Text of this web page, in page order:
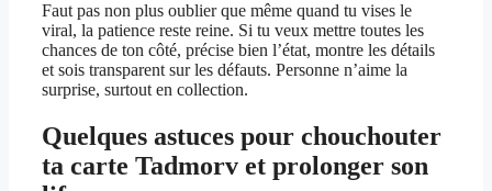
Faut pas non plus oublier que même quand tu vises le
viral, la patience reste reine. Si tu veux mettre toutes les
chances de ton côté, précise bien l’état, montre les détails
et sois transparent sur les défauts. Personne n’aime la
surprise, surtout en collection.
Quelques astuces pour chouchouter
ta carte Tadmorv et prolonger son